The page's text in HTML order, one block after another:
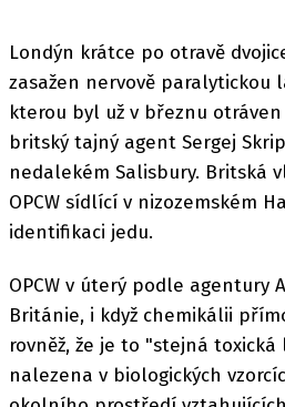
Londýn krátce po otravě
zasažen nervově paralytickou
kterou byl už v březnu
britský tajný agent Sergej
nedalekém Salisbury. Britská
OPCW sídlící v nizozemském
identifikaci jedu.
OPCW v úterý podle agentury
Británie, i když chemikálii
rovněž, že je to "stejná
nalezena v biologických